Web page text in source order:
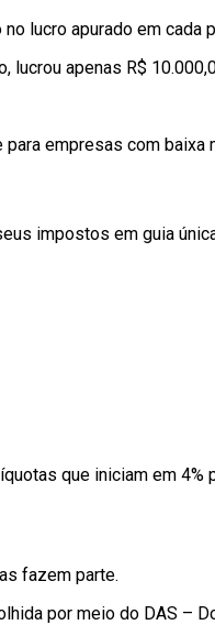
lucro apurado em cada
apenas R$
empresas com baixa
impostos em guia
que iniciam em 4%
fazem parte.
por meio do DAS –